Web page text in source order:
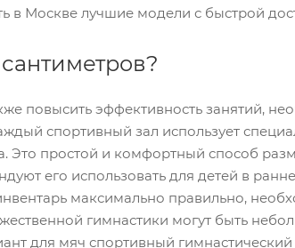
в Москве лучшие модели с быстрой
повысить эффективность занятий,
спортивный зал использует
Это простой и комфортный способ
его использовать для детей в
максимально правильно,
гимнастики могут быть
для мяч спортивный